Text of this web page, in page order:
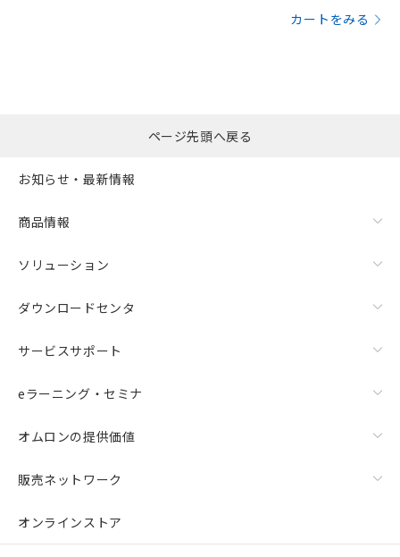
カートをみる
ページ先頭へ戻る
お知らせ・最新情報
商品情報
ソリューション
ダウンロードセンタ
サービスサポート
eラーニング・セミナ
オムロンの提供価値
販売ネットワーク
オンラインストア